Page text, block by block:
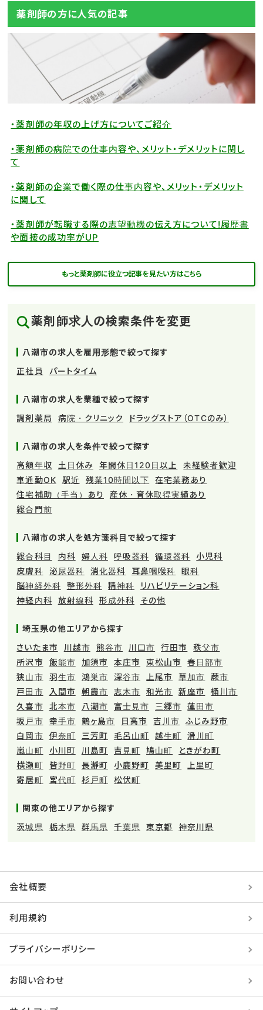
薬剤師の方に人気の記事
・薬剤師の年収の上げ方についてご紹介
・薬剤師の病院での仕事内容や、メリット・デメリットに関し
て
・薬剤師の企業で働く際の仕事内容や、メリット・デメリット
に関して
・薬剤師が転職する際の志望動機の伝え方について!履歴書
や面接の成功率がUP
もっと薬剤師に役立つ記事を見たい方はこちら
薬剤師求人の検索条件を変更
八潮市の求人を雇用形態で絞って探す
正社員
パートタイム
八潮市の求人を業種で絞って探す
調剤薬局
病院・クリニック ドラッグストア（OTCのみ）
八潮市の求人を条件で絞って探す
高額年収
土日休み 年間休日120日以上
未経験者歓迎
車通勤OK
駅近 残業10時間以下
在宅業務あり
住宅補助（手当）あり
産休・育休取得実績あり
総合門前
八潮市の求人を処方箋科目で絞って探す
総合科目
内科 婦人科 呼吸器科 循環器科
小児科
皮膚科
泌尿器科 消化器科 耳鼻咽喉科
眼科
脳神経外科
整形外科 精神科
リハビリテーション科
神経内科
放射線科 形成外科 その他
埼玉県の他エリアから探す
さいたま市
川越市 熊谷市 川口市 行田市
秩父市
所沢市
飯能市 加須市 本庄市 東松山市
春日部市
狭山市
羽生市 鴻巣市 深谷市 上尾市 草加市
蕨市
戸田市
入間市 朝霞市 志木市 和光市 新座市
桶川市
久喜市
北本市 八潮市 富士見市 三郷市
蓮田市
坂戸市
幸手市 鶴ヶ島市 日高市 吉川市
ふじみ野市
白岡市
伊奈町 三芳町 毛呂山町 越生町
滑川町
嵐山町
小川町 川島町 吉見町 鳩山町
ときがわ町
横瀬町
皆野町 長瀞町 小鹿野町 美里町
上里町
寄居町
宮代町 杉戸町 松伏町
関東の他エリアから探す
茨城県
栃木県 群馬県 千葉県 東京都 神奈川県
会社概要
利用規約
プライバシーポリシー
お問い合わせ